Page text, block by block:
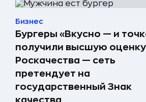
Бизнес
Бургеры «Вкусно — и
получили высшую оценку
Роскачества — сеть
претендует на
государственный Знак
качества